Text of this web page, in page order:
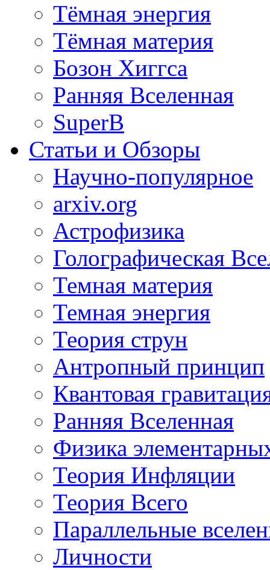
Тёмная энергия
Тёмная материя
Бозон Хиггса
Ранняя Вселенная
SuperB
Статьи и Обзоры
Научно-популярное
arxiv.org
Астрофизика
Голографическая
Темная материя
Темная энергия
Теория струн
Антропный принцип
Квантовая
Ранняя Вселенная
Физика
Теория Инфляции
Теория Всего
Параллельные
Личности